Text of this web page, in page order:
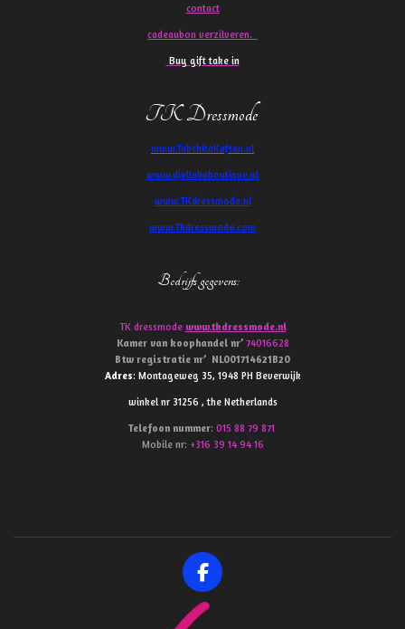
contact
cadeaubon verzilveren.
Buy gift take in
TK Dressmode
www.TakchitaKaftan.nl
www.djellababoutique.nl
www.TKdressmode.nl
www.Tkdressmode.com
Bedrijfs gegevens:
TK dressmode www.tkdressmode.nl
Kamer van koophandel nr’ 74016628
Btw registratie nr’ NL001714621B20
Adres: Montageweg 35, 1948 PH Beverwijk
winkel nr 31256 , the Netherlands
Telefoon nummer: 015 88 79 871
Mobile nr: +316 39 14 94 16
F
a
c